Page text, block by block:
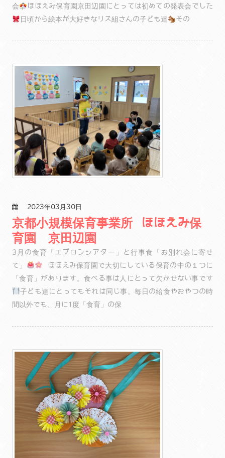
会
ほほえみ保育園京田辺園にとっては初めての発表会でした
日頃から絵本が大好きなリス組さんの子ども達
その
2023年03月30日
京都小規模保育事業所 ほほえみ保
育園 京田辺園
3月の食育「エプロンシアター」と行事食「お別れ会に寄せ
て」
ほほえみ保育園で大切にしている保育の中の１つに
「食育」があります。食べる事は人にとって欠かせない事です
子ども達にとってもそれは同じ事。毎日の給食やおやつの時
間以外でも、月に1度「食育」の保